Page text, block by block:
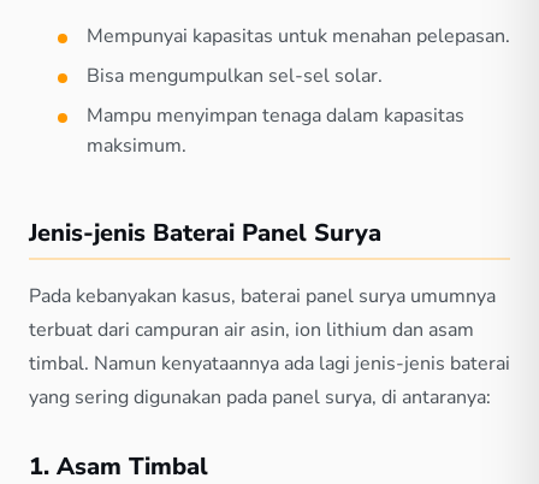
Mempunyai kapasitas untuk menahan pelepasan.
Bisa mengumpulkan sel-sel solar.
Mampu menyimpan tenaga dalam kapasitas
maksimum.
Jenis-jenis Baterai Panel Surya
Pada kebanyakan kasus, baterai panel surya umumnya
terbuat dari campuran air asin, ion lithium dan asam
timbal. Namun kenyataannya ada lagi jenis-jenis baterai
yang sering digunakan pada panel surya, di antaranya:
1. Asam Timbal